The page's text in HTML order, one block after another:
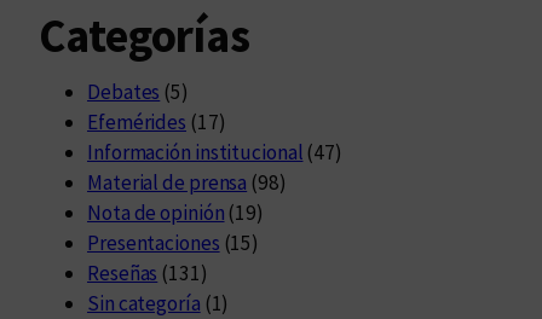
Categorías
Debates (5)
Efemérides (17)
Información institucional (47)
Material de prensa (98)
Nota de opinión (19)
Presentaciones (15)
Reseñas (131)
Sin categoría (1)